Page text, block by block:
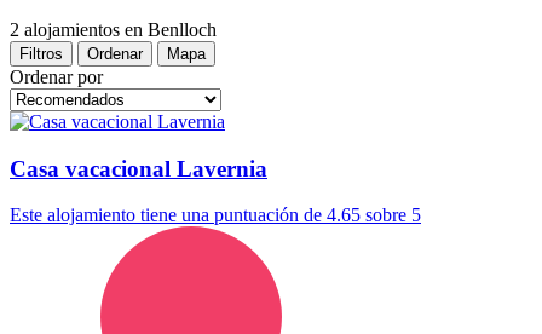
2 alojamientos en Benlloch
Filtros Ordenar Mapa
Ordenar por
Casa vacacional Lavernia
Este alojamiento tiene una puntuación de 4.65 sobre 5